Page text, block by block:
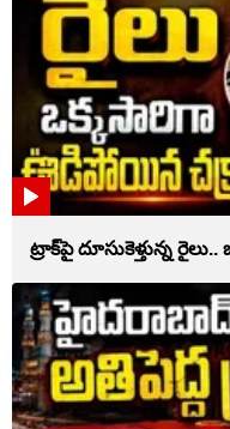
ట్రాక్‌పై దూసుకెళ్తున్న